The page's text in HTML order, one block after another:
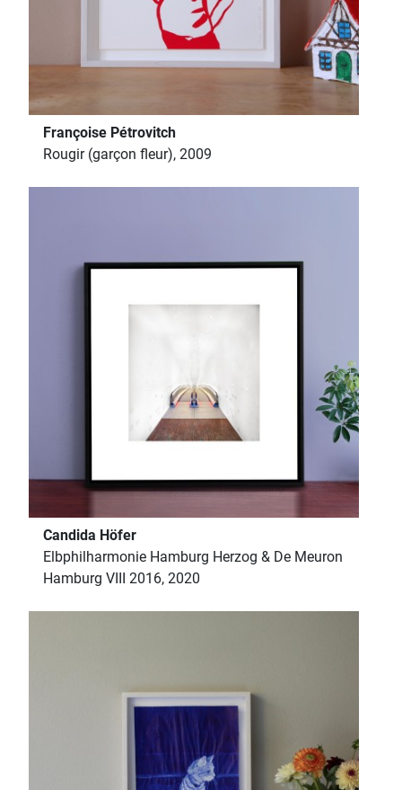
Françoise Pétrovitch
Rougir (garçon fleur), 2009
Candida Höfer
Elbphilharmonie Hamburg Herzog & De Meuron
Hamburg VIII 2016, 2020